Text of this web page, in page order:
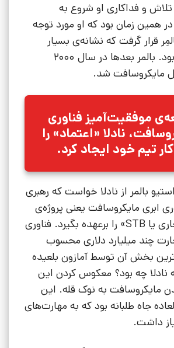
تلاش و فداکاری او شروع به
در همین زمان بود که او مورد توجه
قرار گرفت که نشانه‌ی بسیار
امیدوارکننده‌ای بود. بالمر بعدها در سال 2000
مایکروسافت شد.
موفقیت‌آمیز فناوری
نادلا «اعتماد» را
تیم خود ایجاد کرد.
2011، استیو بالمر از نادلا خواست که رهبری
ابری مایکروسافت یعنی پروژه‌ی
«سرور و ابزار تجاری یا STB» را برعهده بگیرد. فناوری
چند میلیارد دلاری محسوب
بخش آن توسط آمازون بلعیده
نادلا چه بود؟ معکوس کردن این
مایکروسافت به نوک قله. این
جاه طلبانه بود که به مهارت‌های
داشت.